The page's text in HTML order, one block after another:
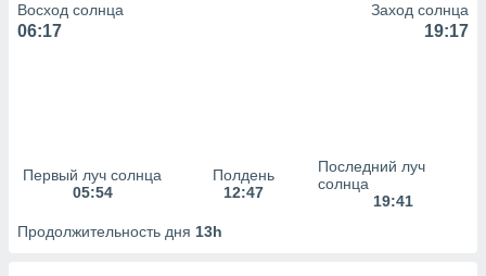
наших 1199
Восход солнца
06:17
Заход солнца
19:17
Первый луч солнца
05:54
Полдень
12:47
Последний луч
солнца
19:41
Продолжительность дня 13h